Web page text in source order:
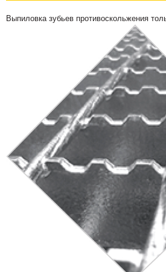
Выпиловка зубьев противоскольжения